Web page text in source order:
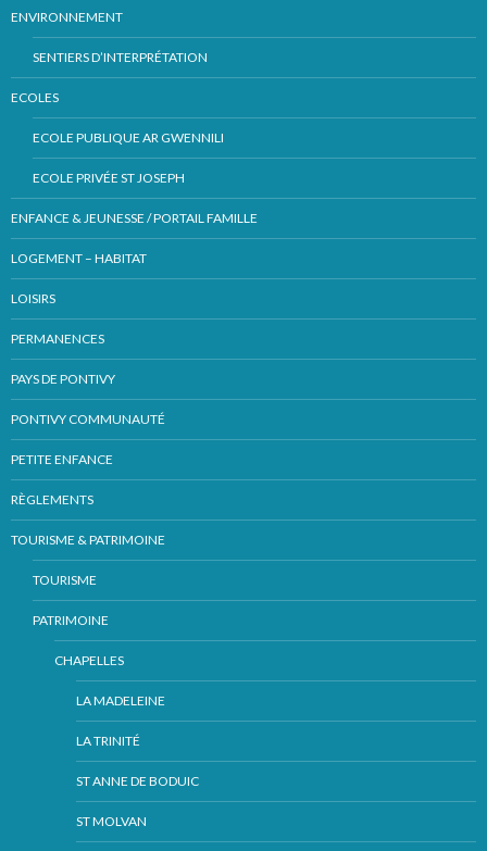
ENVIRONNEMENT
SENTIERS D’INTERPRÉTATION
ECOLES
ECOLE PUBLIQUE AR GWENNILI
ECOLE PRIVÉE ST JOSEPH
ENFANCE & JEUNESSE / PORTAIL FAMILLE
LOGEMENT – HABITAT
LOISIRS
PERMANENCES
PAYS DE PONTIVY
PONTIVY COMMUNAUTÉ
PETITE ENFANCE
RÈGLEMENTS
TOURISME & PATRIMOINE
TOURISME
PATRIMOINE
CHAPELLES
LA MADELEINE
LA TRINITÉ
ST ANNE DE BODUIC
ST MOLVAN